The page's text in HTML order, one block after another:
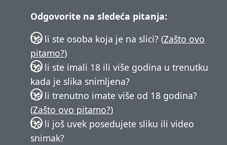
Odgovorite na sledeća pitanja:
Da li ste osoba koja je na slici? (Zašto ovo
pitamo?)
Da li ste imali 18 ili više godina u trenutku
kada je slika snimljena?
Da li trenutno imate više od 18 godina?
(Zašto ovo pitamo?)
Da li još uvek posedujete sliku ili video
snimak?